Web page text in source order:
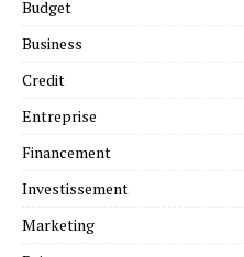
Budget
Business
Credit
Entreprise
Financement
Investissement
Marketing